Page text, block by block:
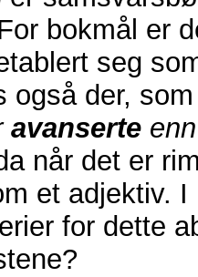
bokmål er
seg
også der,
avanserteenn
når det er
et adjektiv.
for dette